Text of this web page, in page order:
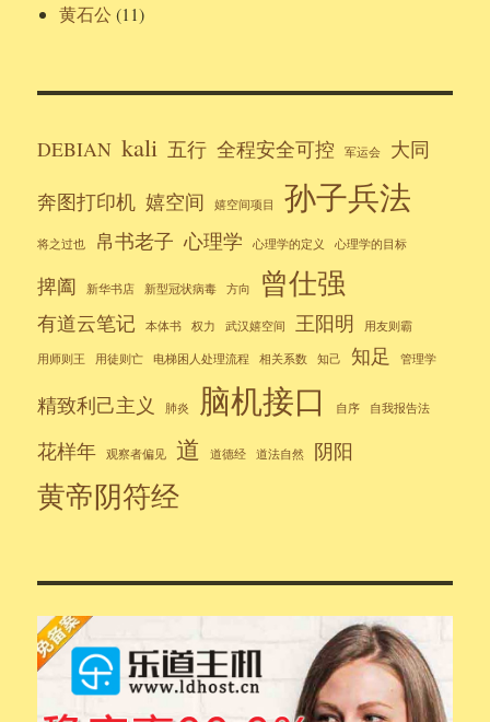
黄石公 (11)
DEBIAN kali 五行 全程安全可控 军运会
大同
奔图打印机 嬉空间 嬉空间项目 孙子兵法
将之过也 帛书老子 心理学 心理学的定义 心理学的目标
捭阖 新华书店 新型冠状病毒 方向 曾仕强
有道云笔记 本体书 权力 武汉嬉空间 王阳明 用友则霸
用师则王 用徒则亡 电梯困人处理流程 相关系数 知己 知足 管理学
精致利己主义 肺炎 脑机接口 自序 自我报告法
花样年 观察者偏见 道 道德经 道法自然 阴阳
黄帝阴符经